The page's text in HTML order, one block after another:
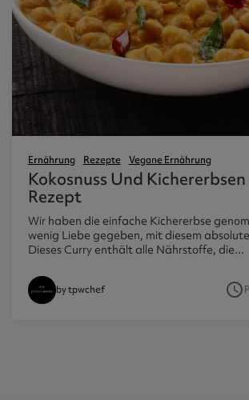
Ernährung Rezepte Vegane Ernährung
Kokosnuss Und
Rezept
Wir haben die einfache Kichererbse
wenig Liebe gegeben, mit diesem
Dieses Curry enthält alle Nährstoffe, die...
by tpwchef access_time